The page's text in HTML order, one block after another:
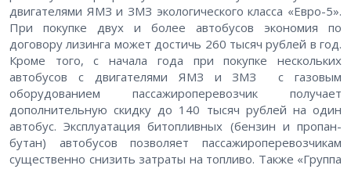
двигателями ЯМЗ и ЗМЗ экологического класса «Евро-5».
При покупке двух и более автобусов экономия по
договору лизинга может достичь 260 тысяч рублей в год.
Кроме того, с начала года при покупке нескольких
автобусов с двигателями ЯМЗ и ЗМЗ с газовым
оборудованием пассажироперевозчик получает
дополнительную скидку до 140 тысяч рублей на один
автобус. Эксплуатация битопливных (бензин и пропан-
бутан) автобусов позволяет пассажироперевозчикам
существенно снизить затраты на топливо. Также «Группа